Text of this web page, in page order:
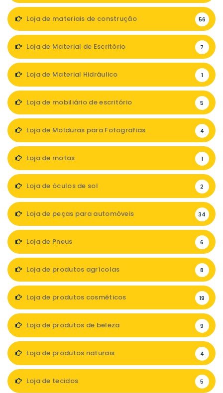
Loja de materiais de construção 56
Loja de Material de Escritório 7
Loja de Material Hidráulico 1
Loja de mobiliário de escritório 5
Loja de Molduras para Fotografias 4
Loja de motas 1
Loja de óculos de sol 2
Loja de peças para automóveis 34
Loja de Pneus 6
Loja de produtos agrícolas 8
Loja de produtos cosméticos 19
Loja de produtos de beleza 9
Loja de produtos naturais 4
Loja de tecidos 5